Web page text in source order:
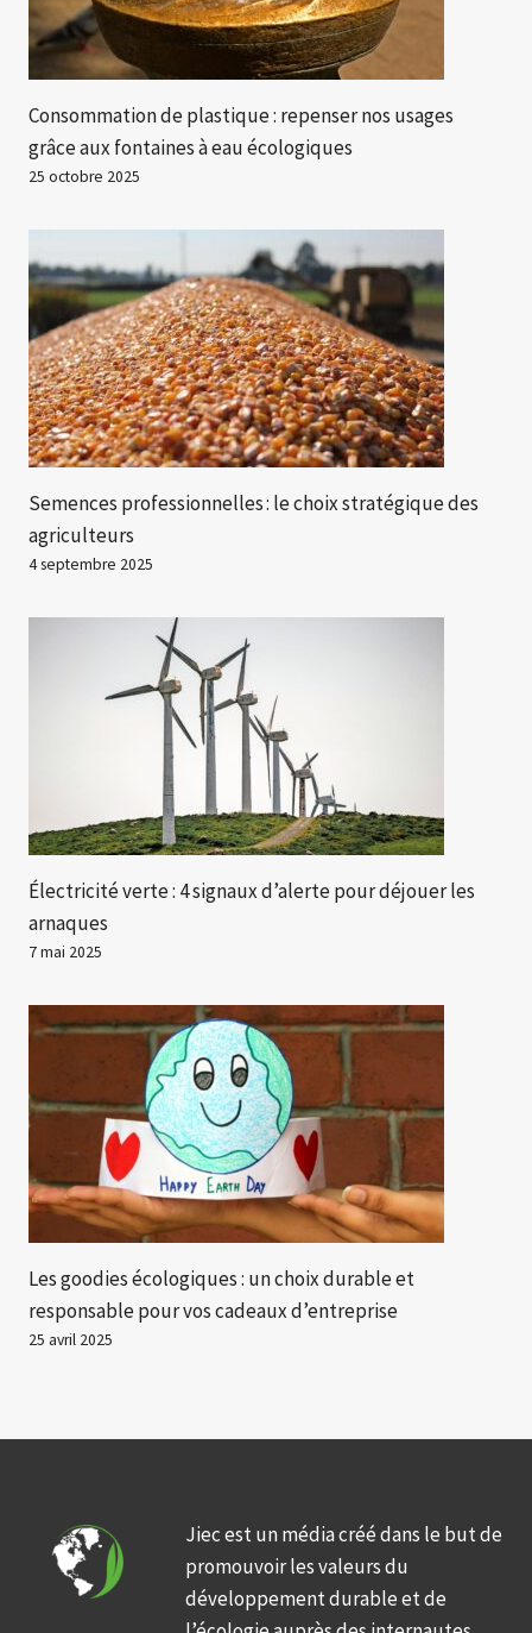
Consommation de plastique : repenser nos usages
grâce aux fontaines à eau écologiques
25 octobre 2025
Semences professionnelles : le choix stratégique des
agriculteurs
4 septembre 2025
Électricité verte : 4 signaux d’alerte pour déjouer les
arnaques
7 mai 2025
Les goodies écologiques : un choix durable et
responsable pour vos cadeaux d’entreprise
25 avril 2025
Jiec est un média créé dans le but de
promouvoir les valeurs du
développement durable et de